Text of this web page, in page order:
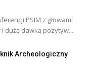
PSIM z głowami
i dużą dawką pozytyw...
Archeologiczny